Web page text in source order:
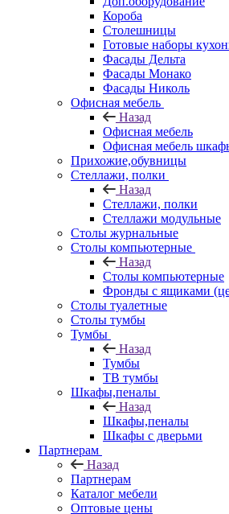
Короба
Столешницы
Готовые наборы
Фасады Дельта
Фасады Монако
Фасады Николь
Офисная мебель
Назад
Офисная мебель
Офисная мебель
Прихожие,обувницы
Стеллажи, полки
Назад
Стеллажи, полки
Стеллажи модульные
Столы журнальные
Столы компьютерные
Назад
Столы компьютерные
Фронды с ящиками
Столы туалетные
Столы тумбы
Тумбы
Назад
Тумбы
ТВ тумбы
Шкафы,пеналы
Назад
Шкафы,пеналы
Шкафы с дверьми
Партнерам
Назад
Партнерам
Каталог мебели
Оптовые цены